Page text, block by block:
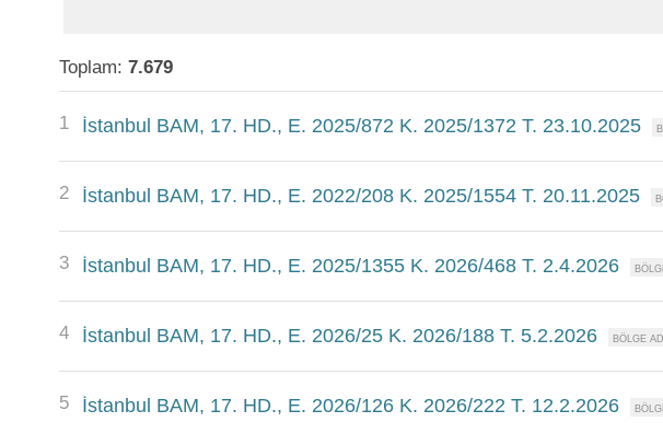
Toplam: 7.679
1 İstanbul BAM, 17. HD., E. 2025/872 K. 2025/1372 T. 23.10.2025
2 İstanbul BAM, 17. HD., E. 2022/208 K. 2025/1554 T. 20.11.2025
3 İstanbul BAM, 17. HD., E. 2025/1355 K. 2026/468 T. 2.4.2026
4 İstanbul BAM, 17. HD., E. 2026/25 K. 2026/188 T. 5.2.2026
5 İstanbul BAM, 17. HD., E. 2026/126 K. 2026/222 T. 12.2.2026